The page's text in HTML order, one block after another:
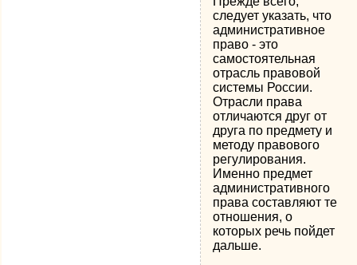
следует указать, что
административное
право - это
самостоятельная
отрасль правовой
системы России.
Отрасли права
отличаются друг от
друга по предмету и
методу правового
регулирования.
Именно предмет
административного
права составляют те
отношения, о
которых речь пойдет
дальше.